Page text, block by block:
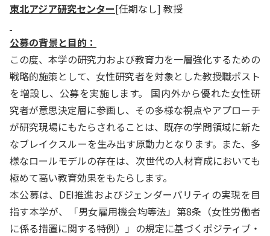
東北アジア研究センター[任期なし] 教授
公募の背景と目的：
この度、本学の研究力および教育力を一層強化するための
戦略的施策として、女性研究者を対象とした教授職ポスト
を増設し、公募を実施します。 国内外から優れた女性研
究者が意思決定層に参画し、その多様な視点やアプローチ
が研究現場にもたらされることは、既存の学問領域に新た
なブレイクスルーを生み出す原動力となります。また、多
様なロールモデルの存在は、次世代の人材育成においても
極めて高い教育効果をもたらします。
本公募は、DEI推進およびジェンダーパリティの実現を目
指す本学が、「男女雇用機会均等法」第8条（女性労働者
に係る措置に関する特例）」の規定に基づくポジティブ・